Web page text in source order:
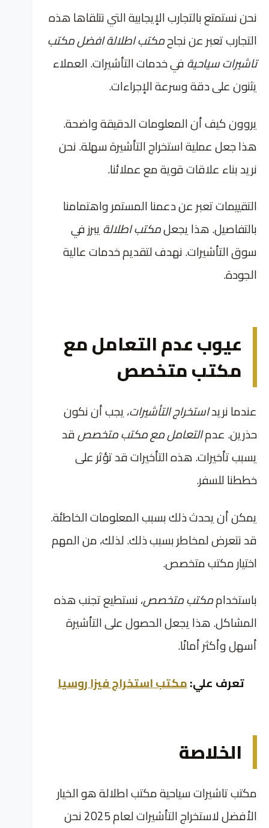
نحن نستمتع بالتجارب الإيجابية التي نتلقاها هذه
التجارب تعبر عن نجاحمكتب اطلالة افضل مكتب
تاشيرات سياحيةفي خدمات التأشيرات. العملاء
يثنون على دقة وسرعة الإجراءات.
يروون كيف أن المعلومات الدقيقة واضحة.
هذا جعل عملية استخراج التأشيرة سهلة. نحن
نريد بناء علاقات قوية مع عملائنا.
التقييمات تعبر عن دعمنا المستمر واهتمامنا
بالتفاصيل. هذا يجعلمكتب اطلالةيبرز في
سوق التأشيرات. نهدف لتقديم خدمات عالية
الجودة.
عيوب عدم التعامل مع
مكتب متخصص
عندما نريداستخراج التأشيرات، يجب أن نكون
حذرين. عدمالتعامل مع مكتب متخصصقد
يسبب تأخيرات. هذه التأخيرات قد تؤثر على
خططنا للسفر.
يمكن أن يحدث ذلك بسبب المعلومات الخاطئة.
قد نتعرض لمخاطر بسبب ذلك. لذلك، من المهم
اختيار مكتب متخصص.
باستخداممكتب متخصص، نستطيع تجنب هذه
المشاكل. هذا يجعل الحصول على التأشيرة
أسهل وأكثر أمانًا.
تعرف علي:مكتب استخراج فيزا روسيا
الخلاصة
مكتب تاشيرات سياحية مكتب اطلالة هو الخيار
الأفضل لاستخراج التأشيرات لعام 2025 نحن